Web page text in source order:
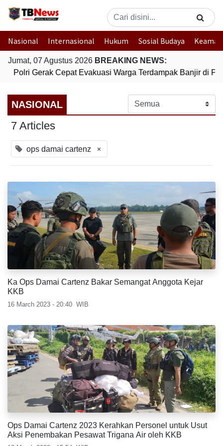
Nasional Internasional Hukum Sosial Budaya
Jumat, 07 Agustus 2026 BREAKING NEWS:
Polri Gerak Cepat Evakuasi Warga Terdampak Banjir di
NASIONAL
7 Articles
ops damai cartenz ×
Ka Ops Damai Cartenz Bakar Semangat Anggota Kejar
KKB
16 March 2023 - 20:40 WIB
Ops Damai Cartenz 2023 Kerahkan Personel untuk Usut
Aksi Penembakan Pesawat Trigana Air oleh KKB